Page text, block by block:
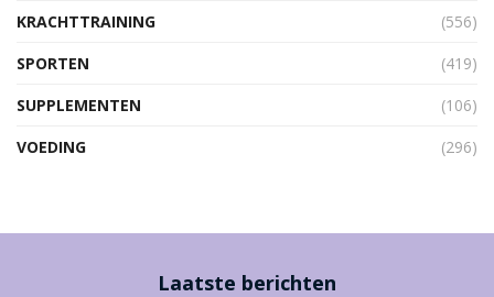
KRACHTTRAINING
(556)
SPORTEN
(419)
SUPPLEMENTEN
(106)
VOEDING
(296)
Laatste berichten